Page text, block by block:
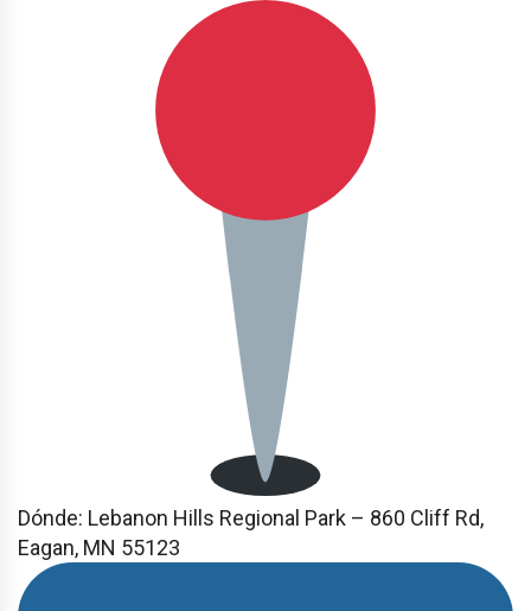
Dónde: Lebanon Hills Regional Park – 860 Cliff Rd,
Eagan, MN 55123